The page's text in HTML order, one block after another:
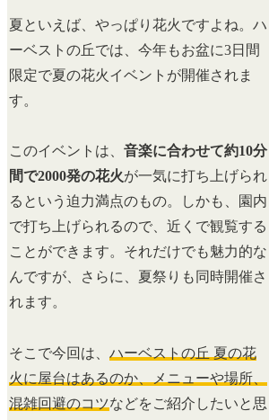
夏といえば、やっぱり花火ですよね。ハ
ーベストの丘では、今年もお盆に3日間
限定で夏の花火イベントが開催されま
す。
このイベントは、音楽に合わせて約10分
間で2000発の花火が一気に打ち上げられ
るという迫力満点のもの。しかも、園内
で打ち上げられるので、近くで観覧する
ことができます。それだけでも魅力的な
んですが、さらに、夏祭りも同時開催さ
れます。
そこで今回は、ハーベストの丘 夏の花
火に屋台はあるのか、メニューや場所、
混雑回避のコツなどをご紹介したいと思